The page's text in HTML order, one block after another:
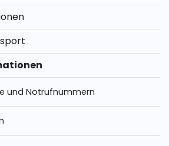
und Notrufnummern